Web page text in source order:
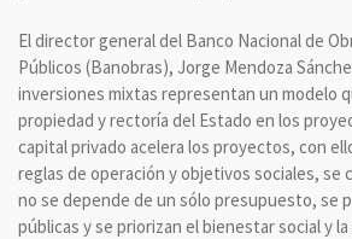
El director general del Banco Nacional de
Públicos (Banobras), Jorge Mendoza
inversiones mixtas representan un modelo
propiedad y rectoría del Estado en los
capital privado acelera los proyectos, con
reglas de operación y objetivos sociales, se
no se depende de un sólo presupuesto, se
públicas y se priorizan el bienestar social y